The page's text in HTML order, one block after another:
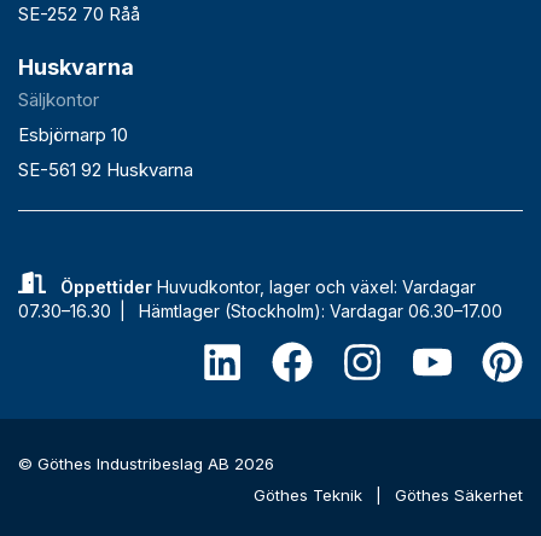
SE-252 70 Råå
Huskvarna
Säljkontor
Esbjörnarp 10
SE-561 92 Huskvarna
ÖppettiderHuvudkontor, lager och växel: Vardagar
07.30–16.30 | Hämtlager (Stockholm): Vardagar 06.30–17.00
© Göthes Industribeslag AB 2026
Göthes Teknik
Göthes Säkerhet